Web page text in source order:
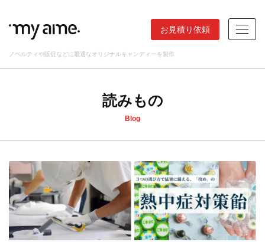
ノベルティや販促などに最適なオリジナルキャンディーを製作
お見積り依頼
読みもの
Blog